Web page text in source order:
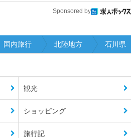
Sponsored by
国内旅行 北陸地方 石川県
観光
ショッピング
旅行記